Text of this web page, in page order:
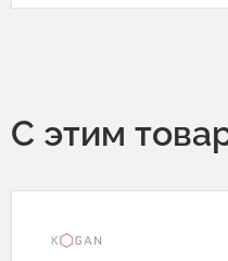
С этим